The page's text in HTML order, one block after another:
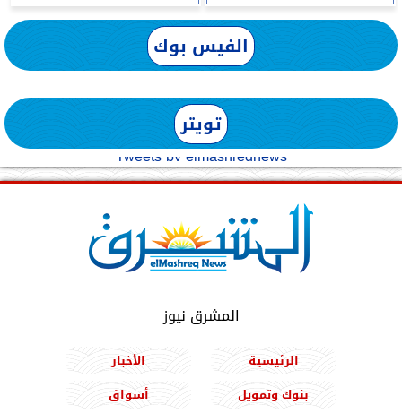
الفيس بوك
تويتر
Tweets by elmashreqnews
المشرق نيوز
الرئيسية
الأخبار
بنوك وتمويل
أسواق